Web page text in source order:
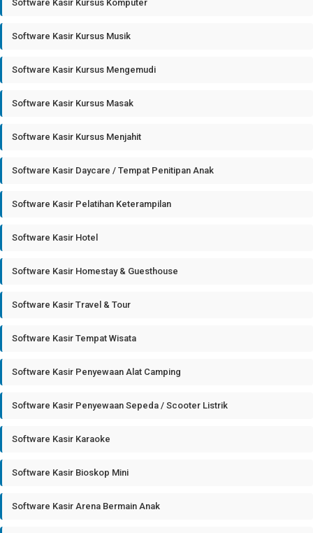
Software Kasir Kursus Komputer
Software Kasir Kursus Musik
Software Kasir Kursus Mengemudi
Software Kasir Kursus Masak
Software Kasir Kursus Menjahit
Software Kasir Daycare / Tempat Penitipan Anak
Software Kasir Pelatihan Keterampilan
Software Kasir Hotel
Software Kasir Homestay & Guesthouse
Software Kasir Travel & Tour
Software Kasir Tempat Wisata
Software Kasir Penyewaan Alat Camping
Software Kasir Penyewaan Sepeda / Scooter Listrik
Software Kasir Karaoke
Software Kasir Bioskop Mini
Software Kasir Arena Bermain Anak